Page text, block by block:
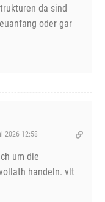
da sind
oder gar
2026 12:58
um die
handeln. vlt